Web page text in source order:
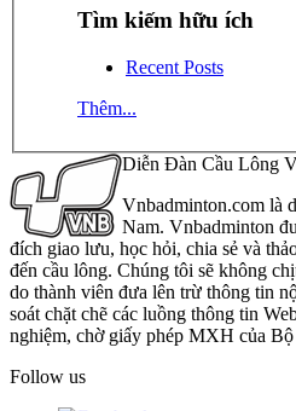
Tìm kiếm hữu ích
Recent Posts
Thêm...
Diễn Đàn Cầu Lông
Vnbadminton.com là
Nam. Vnbadminton
đích giao lưu, học hỏi, chia sẻ và
đến cầu lông. Chúng tôi sẽ không
do thành viên đưa lên trừ thông tin
soát chặt chẽ các luồng thông tin
nghiệm, chờ giấy phép MXH của
Follow us